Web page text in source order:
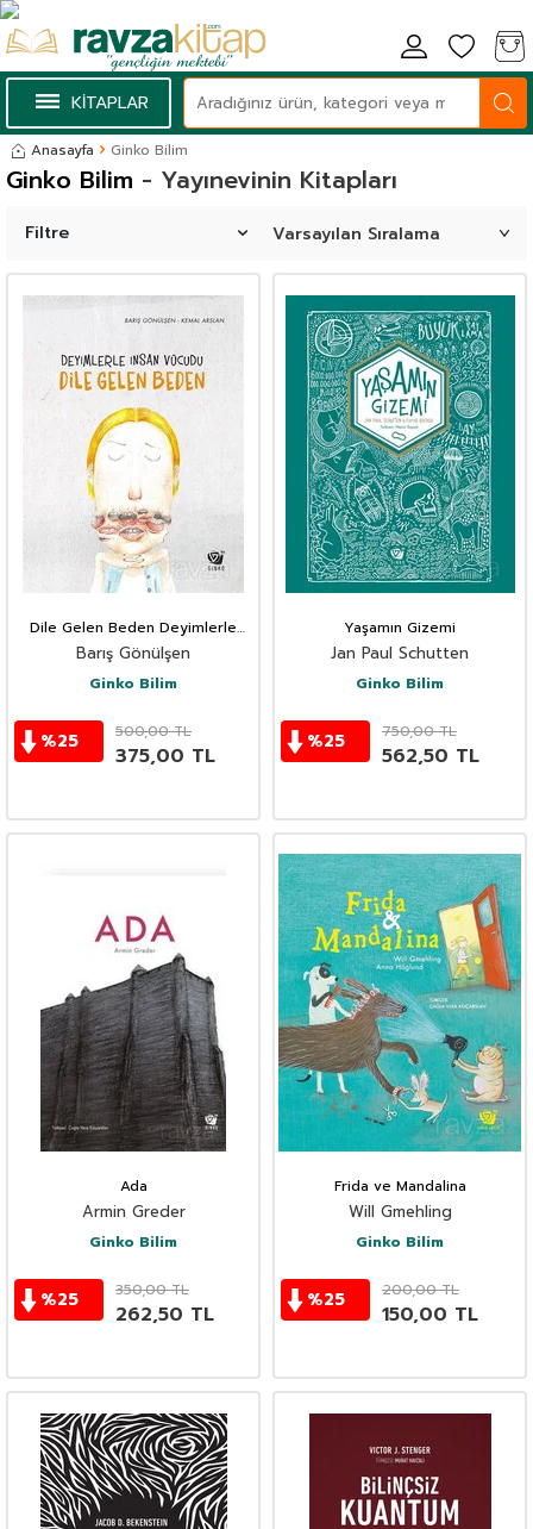
KİTAPLAR
Anasayfa Ginko Bilim
- Yayınevinin Kitapları
Ginko Bilim
Filtre
Dile Gelen Beden Deyimlerle
İnsan Vücudu
Barış Gönülşen
Ginko Bilim
%25 500,00TL
375,00 TL
Yaşamın Gizemi
Jan Paul Schutten
Ginko Bilim
%25 750,00TL
562,50 TL
Ada
Armin Greder
Ginko Bilim
%25 350,00TL
262,50 TL
Frida ve Mandalina
Will Gmehling
Ginko Bilim
%25 200,00TL
150,00 TL